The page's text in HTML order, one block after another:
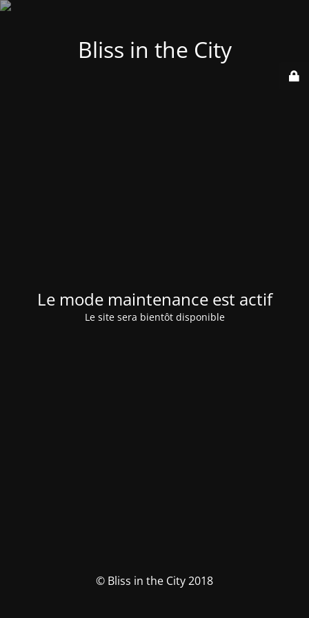
Bliss in the City
Le mode maintenance est actif
Le site sera bientôt disponible
© Bliss in the City 2018